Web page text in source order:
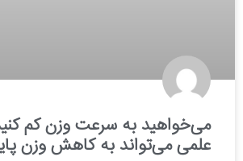
می‌خواهید به سرعت وزن کم
علمی می‌تواند به کاهش وزن